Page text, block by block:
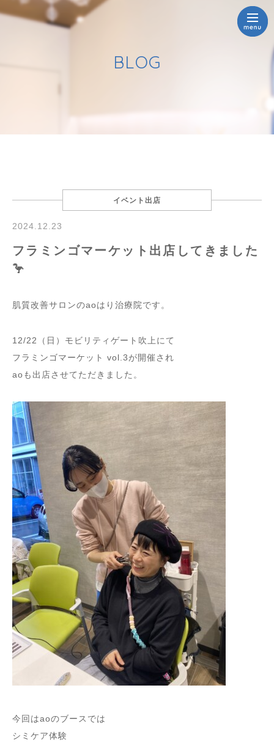
BLOG
イベント出店
2024.12.23
フラミンゴマーケット出店してきました
🦩
肌質改善サロンのaoはり治療院です。
12/22（日）モビリティゲート吹上にて
フラミンゴマーケット vol.3が開催され
aoも出店させてただきました。
今回はaoのブースでは
シミケア体験